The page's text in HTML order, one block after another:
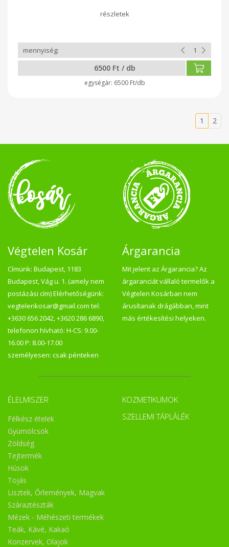
6500 Ft / db
6500 Ft/db
1 2
Végtelen Kosár
Címünk: Budapest, 1183
Budapest, Vág u. 1. (amely nem
postázási cím) Elérhetőségünk:
vegtelenkosar@gmail.com tel:
+3630 656 2042, +3620 286 6890,
telefonon hívható: H-CS: 9.00-
16.00 P: 8.00-17.00
személyesen: csak pénteken
Árgarancia
Mit jelent az Árgarancia? Az
árgaranciát vállaló termelők a
Végtelen Kosárban nem
árusítanak drágábban, mint
más értékesítési helyeken.
ÉLELMISZER
Félkész ételek
Gyümölcsök
Zöldség
Tejtermék
Húsok
Tojás
Lisztek, Őrlemények, Magvak
Száraztészták
Mézek - Méhészeti termékek
Teák, Kávé, Kakaó
Konzervek, Olajok
KOZMETIKUMOK
SZELLEMI TÁPLÁLÉK